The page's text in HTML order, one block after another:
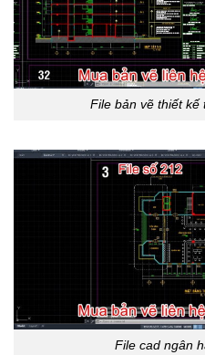
File bản vẽ thiết kế
File cad ngân